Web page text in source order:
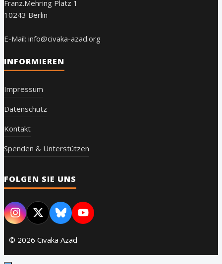
Franz.Mehring Platz 1
10243 Berlin
E-Mail: info@civaka-azad.org
INFORMIEREN
Impressum
Datenschutz
Kontakt
Spenden & Unterstützen
FOLGEN SIE UNS
© 2026 Civaka Azad